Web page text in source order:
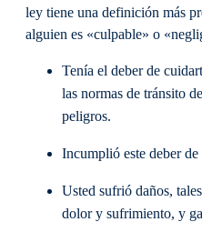
ley tiene una definición más
alguien es «culpable» o
Tenía el deber de
las normas de tránsito
peligros.
Incumplió este deber
Usted sufrió daños,
dolor y sufrimiento, y